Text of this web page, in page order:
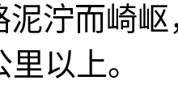
泞而崎岖
以上。